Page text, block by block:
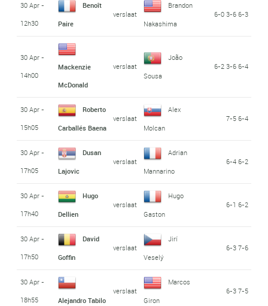
30 Apr -
12h30
Benoît
Paire
verslaat
Brandon
Nakashima
6-0 3-6 6-3
30 Apr -
14h00
Mackenzie
McDonald
verslaat
João
Sousa
6-2 3-6 6-4
30 Apr -
15h05
Roberto
Carballés Baena
verslaat
Alex
Molcan
7-5 6-4
30 Apr -
17h05
Dusan
Lajovic
verslaat
Adrian
Mannarino
6-4 6-2
30 Apr -
17h40
Hugo
Dellien
verslaat
Hugo
Gaston
6-1 6-2
30 Apr -
17h50
David
Goffin
verslaat
Jirí
Veselý
6-3 7-6
30 Apr -
18h55
Alejandro Tabilo
verslaat
Marcos
Giron
6-3 7-5